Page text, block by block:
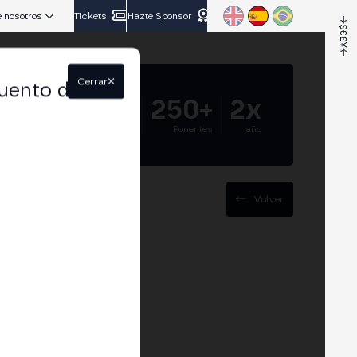
nosotros Tickets Hazte Sponsor
250+
Ponentes
2x
año
Volver
Globales
delCerrar